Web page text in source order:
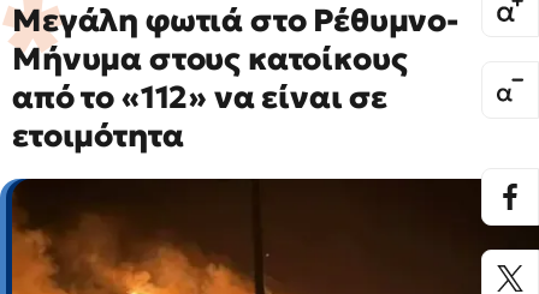
Μεγάλη φωτιά στο Ρέθυμνο-
Μήνυμα στους κατοίκους
από το «112» να είναι σε
ετοιμότητα